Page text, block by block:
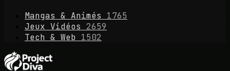
Mangas & Animés
1765
Jeux Vidéos
2659
Tech & Web 1502